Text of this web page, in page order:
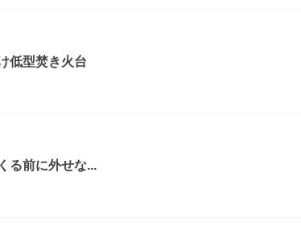
低型焚き火台
る前に外せな...